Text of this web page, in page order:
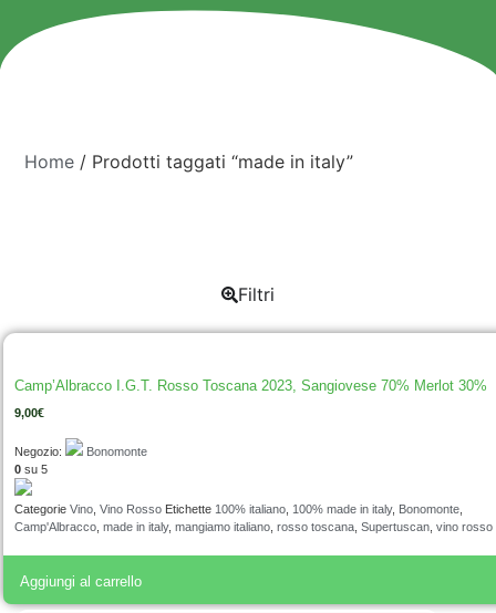
Home / Prodotti taggati “made in italy”
Filtri
Camp’Albracco I.G.T. Rosso Toscana 2023, Sangiovese 70% Merlot 30%
9,00€
Negozio:
Bonomonte
0 su 5
Categorie Vino Vino Rosso Etichette 100% italiano 100% made in italy, Bonomonte
Camp'Albracco made in italy, mangiamo italiano rosso toscana Supertuscan vino rosso
Aggiungi al carrello